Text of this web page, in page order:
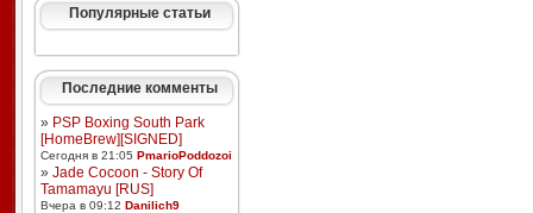
Популярные статьи
Последние комменты
» PSP Boxing South Park
[HomeBrew][SIGNED]
Сегодня в 21:05 PmarioPoddozoi
» Jade Cocoon - Story Of
Tamamayu [RUS]
Вчера в 09:12 Danilich9